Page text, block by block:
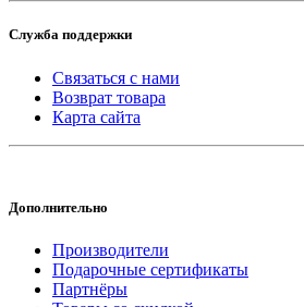
Служба поддержки
Связаться с нами
Возврат товара
Карта сайта
Дополнительно
Производители
Подарочные сертификаты
Партнёры